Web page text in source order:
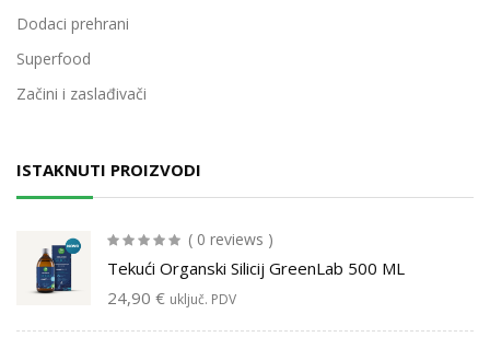
Dodaci prehrani
Superfood
Začini i zaslađivači
ISTAKNUTI PROIZVODI
( 0 reviews )
Tekući Organski Silicij GreenLab 500 ML
24,90 € uključ. PDV